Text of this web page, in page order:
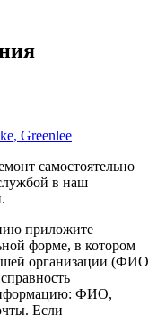
Greenlee
самостоятельно
в наш
приложите
форме, в котором
организации (ФИО
ФИО,
Если